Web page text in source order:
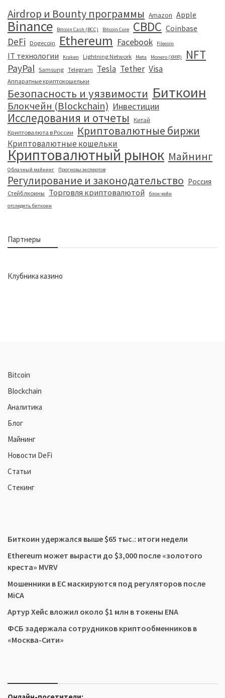
Airdrop и Bounty программы Amazon Apple
Binance Bitcoin Cash (BCC) Bitcoin Core CBDC Coinbase
DeFi Dogecoin Ethereum Facebook Filecoin
IT технологии Kraken Lightning Network Meta Monero (XMR) NFT
PayPal Samsung Telegram Tesla Tether Visa
Аппаратные криптокошельки
Безопасность и уязвимости Биткоин
Блокчейн (Blockchain) Инвестиции
Исследования и отчеты
Китай
Криптовалюта в России
Криптовалютные биржи
Криптовалютные кошельки
Криптовалютный рынок Майнинг
Облачный майнинг Прогнозы экспертов
Регулирование и законодательство Россия
Стейблкоины Торговля криптовалютой
блокчейн
отследить биткоин
Партнеры
Клубника казино
Bitcoin
Blockchain
Аналитика
Блог
Майнинг
Новости DeFi
Статьи
Стекинг
Биткоин удержался выше $65 тыс.: итоги недели
Ethereum может вырасти до $3,000 после «золотого
креста» MVRV
Мошенники в ЕС маскируются под регуляторов после
MiCA
Артур Хейс вложил около $1 млн в токены ENA
ФСБ задержала сотрудников криптообменников в
«Москва-Сити»